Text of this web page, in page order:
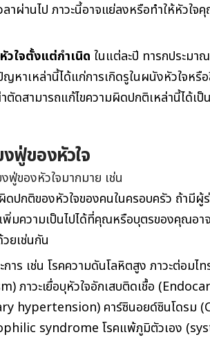
ลาผ่านไป ภาวะนี้อาจแย่ลงหรือทำให้หัวใจ
วใจตั้งแต่กำเนิด ในแต่ละปี ทารกประม
หาเหล่านี้ได้แก่การเกิดรูในผนังหัวใจหรื
ตัดสามารถแก้ไขความผิดปกติเหล่านี้ได้เ
ฟู่ของหัวใจ
ฟู่ของหัวใจมากมาย เช่น
ผิดปกติของหัวใจของคนในครอบครัว ถ้ามี
พิ่มความเป็นไปได้ที่คุณหรือบุตรของคุณอาจ
ยเช่นกัน
าร เช่น โรคความดันโลหิตสูง ภาวะต่อมไ
ภาวะเยื่อบุหัวใจอักเสบติดเชื้อ
hypertension) คาร์ซินอยด์ซินโดรม
syndrome โรคแพ้ภูมิตัวเอง